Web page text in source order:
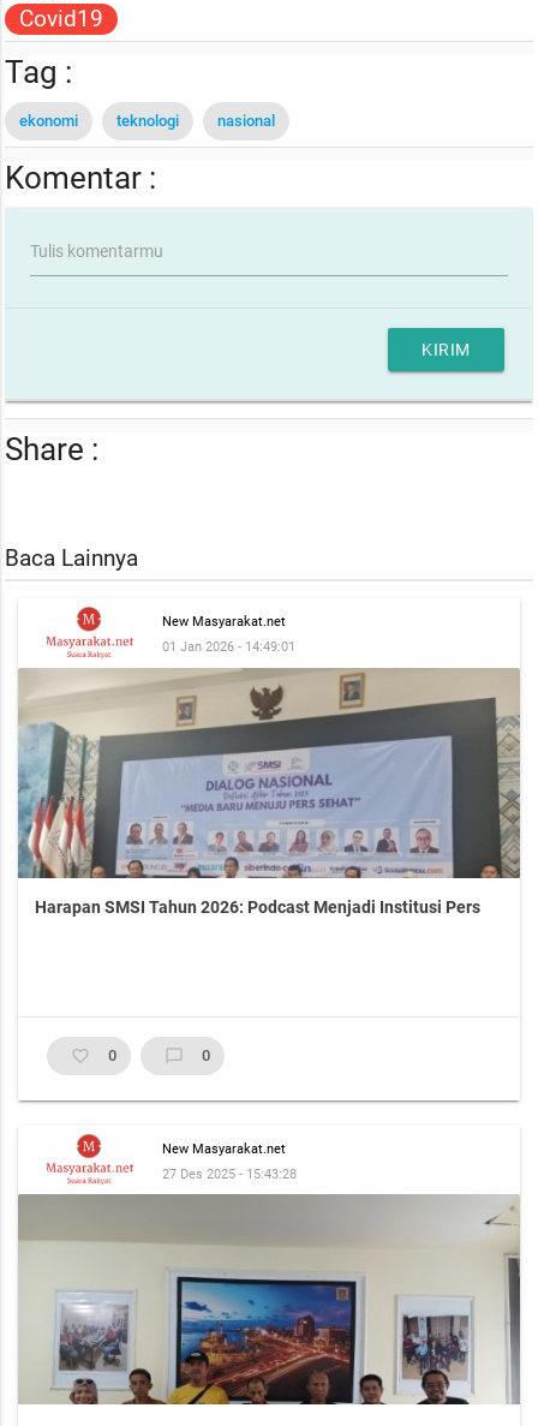
Covid19
Tag :
ekonomi teknologi nasional
Komentar :
Tulis komentarmu
KIRIM
Share :
Baca Lainnya
New Masyarakat.net
01 Jan 2026 - 14:49:01
Harapan SMSI Tahun 2026: Podcast Menjadi Institusi Pers
favorite_border 0 chat_bubble_outline 0
New Masyarakat.net
27 Des 2025 - 15:43:28